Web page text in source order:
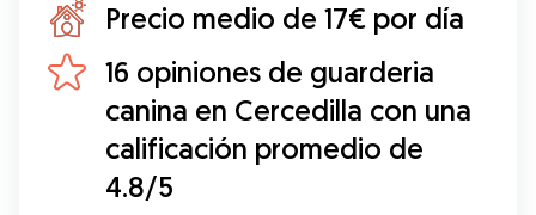
Precio medio de 17€ por día
16 opiniones de guarderia
canina en Cercedilla con una
calificación promedio de
4.8/5